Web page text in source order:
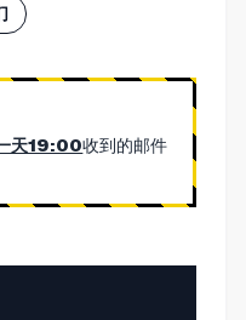
天19:00收到的邮件